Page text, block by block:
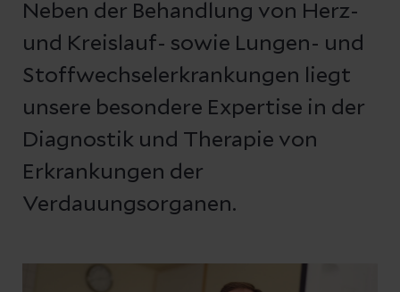
Neben der Behandlung von Herz-
und Kreislauf- sowie Lungen- und
Stoffwechselerkrankungen liegt
unsere besondere Expertise in der
Diagnostik und Therapie von
Erkrankungen der
Verdauungsorganen.